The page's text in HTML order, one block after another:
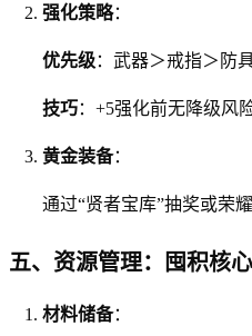
强化策略：
优先级：武器＞戒指＞防
技巧：+5强化前无降级风
黄金装备：
通过“贤者宝库”抽奖或荣
五、资源管理：囤积核
材料储备：